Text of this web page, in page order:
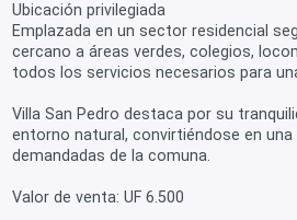
Ubicación privilegiada
Emplazada en un sector residencial
cercano a áreas verdes, colegios,
todos los servicios necesarios para
Villa San Pedro destaca por su
entorno natural, convirtiéndose en
demandadas de la comuna.
Valor de venta: UF 6.500